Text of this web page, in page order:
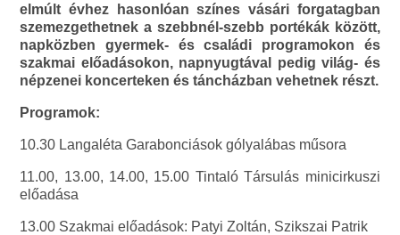
elmúlt évhez hasonlóan színes vásári forgatagban
szemezgethetnek a szebbnél-szebb portékák között,
napközben gyermek- és családi programokon és
szakmai előadásokon, napnyugtával pedig világ- és
népzenei koncerteken és táncházban vehetnek részt.
Programok:
10.30 Langaléta Garabonciások gólyalábas műsora
11.00, 13.00, 14.00, 15.00 Tintaló Társulás minicirkuszi
előadása
13.00 Szakmai előadások: Patyi Zoltán, Szikszai Patrik